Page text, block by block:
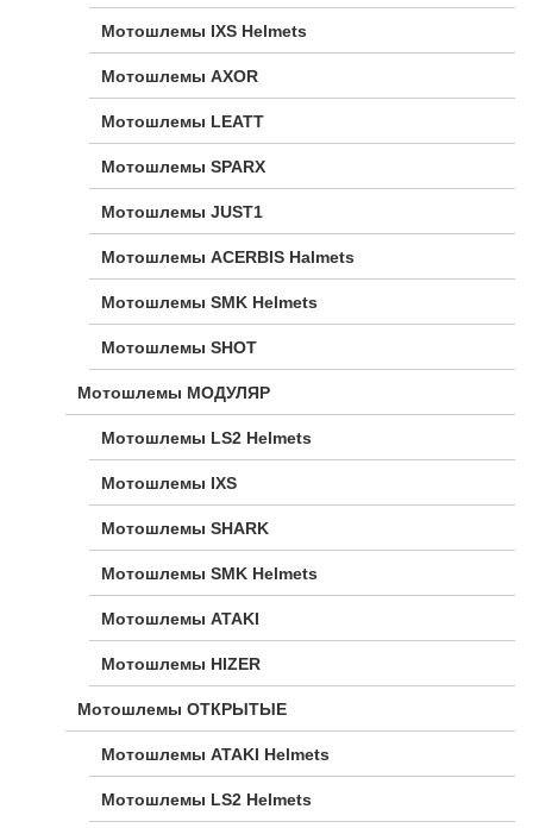
Мотошлемы IXS Helmets
Мотошлемы AXOR
Мотошлемы LEATT
Мотошлемы SPARX
Мотошлемы JUST1
Мотошлемы ACERBIS Halmets
Мотошлемы SMK Helmets
Мотошлемы SHOT
Мотошлемы МОДУЛЯР
Мотошлемы LS2 Helmets
Мотошлемы IXS
Мотошлемы SHARK
Мотошлемы SMK Helmets
Мотошлемы ATAKI
Мотошлемы HIZER
Мотошлемы ОТКРЫТЫЕ
Мотошлемы ATAKI Helmets
Мотошлемы LS2 Helmets